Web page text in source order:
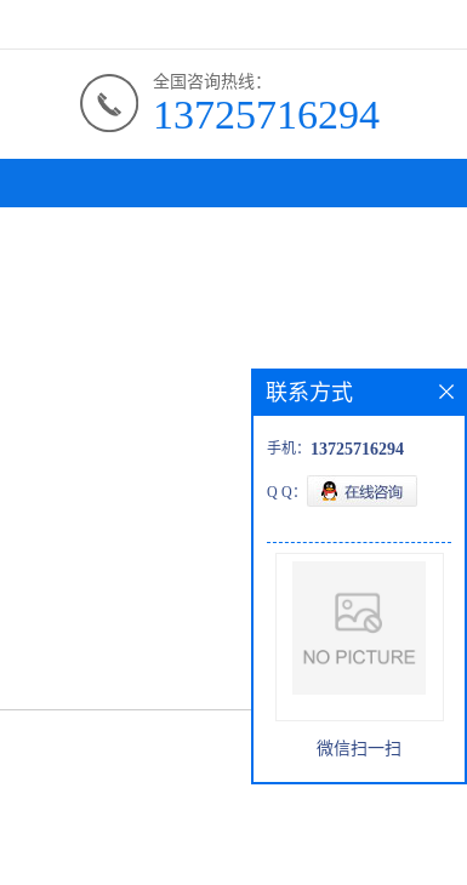
全国咨询热线：
13725716294
联系方式
手机： 13725716294
Q Q：
微信扫一扫